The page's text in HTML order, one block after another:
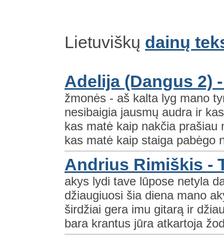
Lietuviškų dainų
Adelija (Dangus 2)
žmonės - aš kalta lyg mano
nesibaigia jausmų audra ir
kas matė kaip nakčia prašiau
kas matė kaip staiga pabėgo
Andrius Rimiškis -
akys lydi tave lūpose netyla
džiaugiuosi šia diena mano
širdžiai gera imu gitarą ir
bara krantus jūra atkartoja